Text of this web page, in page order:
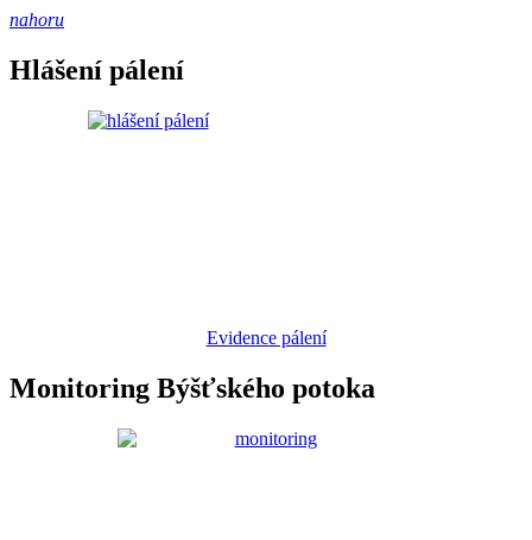
nahoru
Hlášení pálení
Evidence pálení
Monitoring Býšťského potoka